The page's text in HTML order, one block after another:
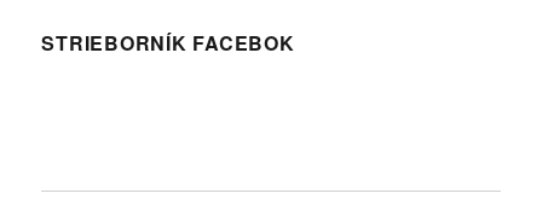
STRIEBORNÍK FACEBOK